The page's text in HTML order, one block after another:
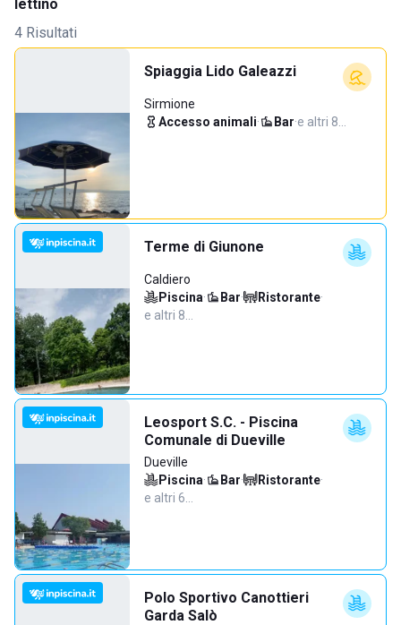
lettino
4 Risultati
Spiaggia Lido Galeazzi
Sirmione
Accesso animali· Bar·e altri 8…
Terme di Giunone
Caldiero
Piscina· Bar· Ristorante·
e altri 8…
Leosport S.C. - Piscina
Comunale di Dueville
Dueville
Piscina· Bar· Ristorante·
e altri 6…
Polo Sportivo Canottieri
Garda Salò